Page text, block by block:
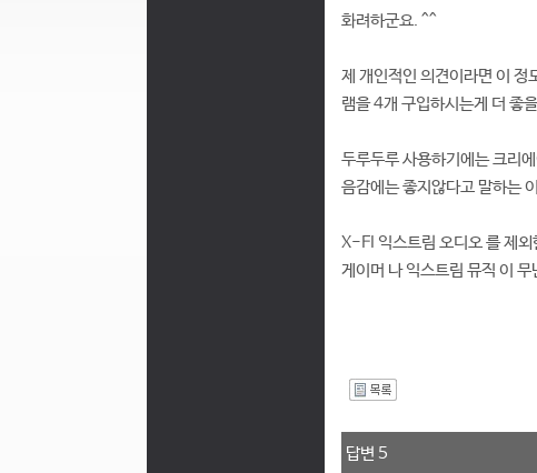
화려하군요. ^^
제 개인적인 의견이라면 이 정
램을 4개 구입하시는게 더 좋
두루두루 사용하기에는 크리
음감에는 좋지않다고 말하는
X-FI 익스트림 오디오 를 제
게이머 나 익스트림 뮤직 이 무
답변 5